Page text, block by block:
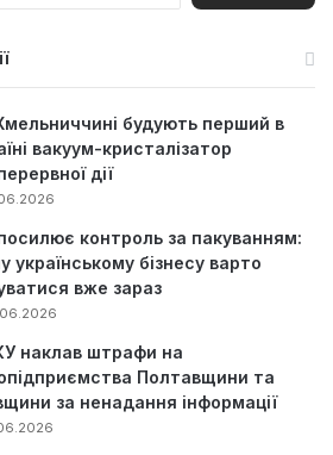
будують перший в
вакуум-кристалізатор
дії
контроль за пакуванням:
українському бізнесу варто
вже зараз
наклав штрафи на
Полтавщини та
за ненадання інформації